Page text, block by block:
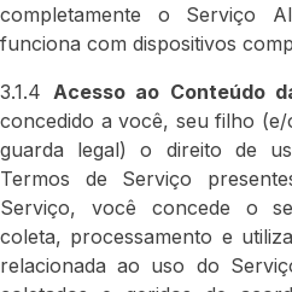
completamente o Serviço
funciona com dispositivos
3.1.4 Acesso ao Conteúdo
concedido a você, seu filho
guarda legal) o direito de
Termos de Serviço
Serviço, você concede o
coleta, processamento e
relacionada ao uso do